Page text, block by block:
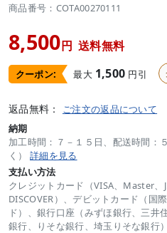
商品番号：COTA00270111
8,500円 送料無料
クーポン: 最大 1,500 円引
返品無料： ご注文の返品について
納期
加工時間：７－１５日、配送時間：
く） 詳細を見る
支払い方法
クレジットカード（VISA、Master、
DISCOVER）、デビットカード（国
ド）、銀行口座（みずほ銀行、三井
銀行、りそな銀行、埼玉りそな銀行）